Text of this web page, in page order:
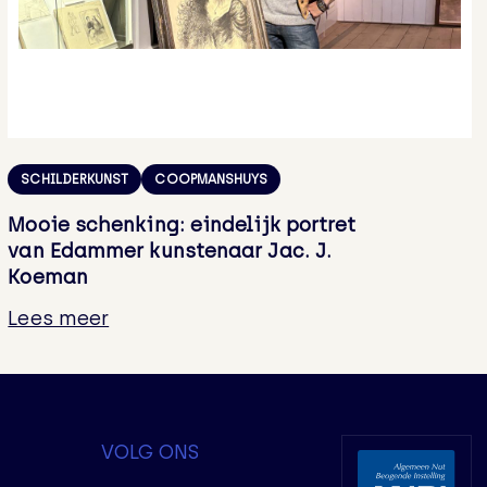
SCHILDERKUNST COOPMANSHUYS
Mooie schenking: eindelijk portret
van Edammer kunstenaar Jac. J.
Koeman
Lees meer
VOLG ONS